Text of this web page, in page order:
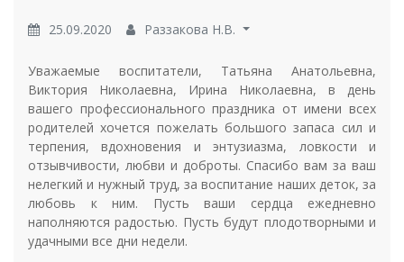
25.09.2020 Раззакова Н.В.
Уважаемые воспитатели, Татьяна Анатольевна,
Виктория Николаевна, Ирина Николаевна, в день
вашего профессионального праздника от имени всех
родителей хочется пожелать большого запаса сил и
терпения, вдохновения и энтузиазма, ловкости и
отзывчивости, любви и доброты. Спасибо вам за ваш
нелегкий и нужный труд, за воспитание наших деток, за
любовь к ним. Пусть ваши сердца ежедневно
наполняются радостью. Пусть будут плодотворными и
удачными все дни недели.